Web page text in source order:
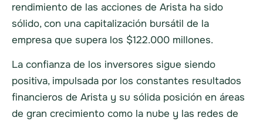
rendimiento de las acciones de Arista ha sido
sólido, con una capitalización bursátil de la
empresa que supera los $122.000 millones.
La confianza de los inversores sigue siendo
positiva, impulsada por los constantes resultados
financieros de Arista y su sólida posición en áreas
de gran crecimiento como la nube y las redes de